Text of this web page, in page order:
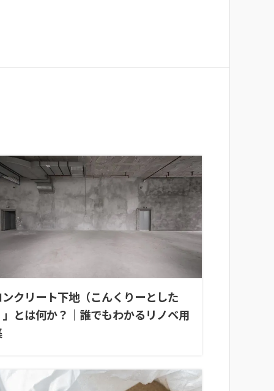
クリート下地（こんくりーとした
とは何か？｜誰でもわかるリノベ用